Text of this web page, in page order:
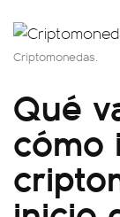
Criptomonedas.
Qué
cómo